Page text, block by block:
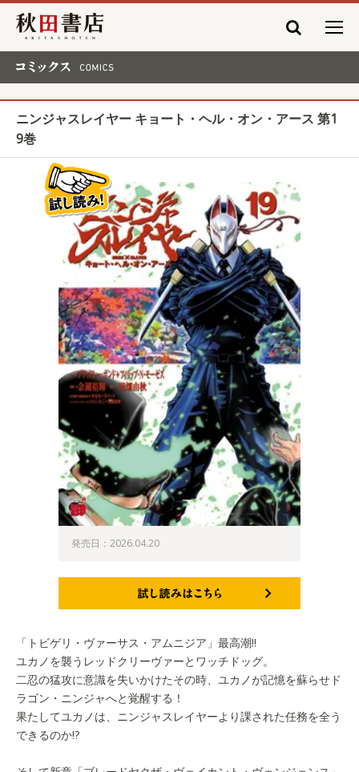
秋田書店
ニンジャスレイヤー キョート・ヘル・オン・アース 第1
9巻
発売日：2026.04.20
「トビゲリ・ヴァーサス・アムニジア」最高潮!!
ユカノを襲うレッドクリーヴァーとワッチドッグ。
二忍の猛攻に意識を失いかけたその時、ユカノが記憶を蘇らせド
ラゴン・ニンジャへと覚醒する！
果たしてユカノは、ニンジャスレイヤーより課された任務を全う
できるのか!?